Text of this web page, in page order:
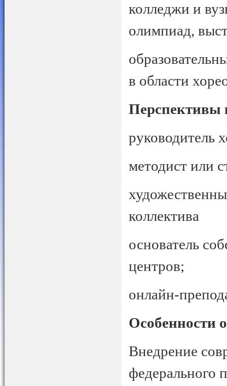
колледжи и
олимпиад,
в области
Перспективы
руководитель
методист или
коллектива
основатель
центров;
онлайн-
Особенности
Внедрение
федерального